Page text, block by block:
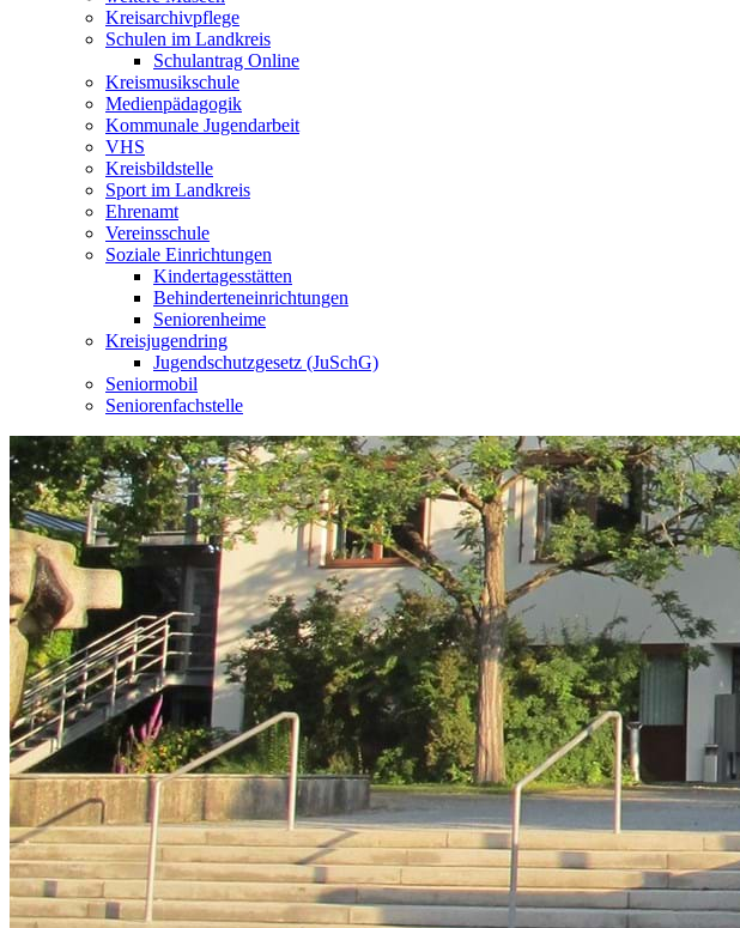
Kreisarchivpflege
Schulen im Landkreis
Schulantrag Online
Kreismusikschule
Medienpädagogik
Kommunale Jugendarbeit
VHS
Kreisbildstelle
Sport im Landkreis
Ehrenamt
Vereinsschule
Soziale Einrichtungen
Kindertagesstätten
Behinderteneinrichtungen
Seniorenheime
Kreisjugendring
Jugendschutzgesetz (JuSchG)
Seniormobil
Seniorenfachstelle